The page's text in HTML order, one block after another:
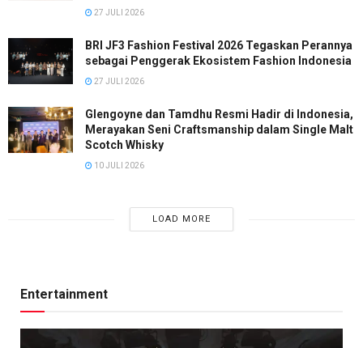
27 JULI 2026
BRI JF3 Fashion Festival 2026 Tegaskan Perannya
sebagai Penggerak Ekosistem Fashion Indonesia
27 JULI 2026
Glengoyne dan Tamdhu Resmi Hadir di Indonesia,
Merayakan Seni Craftsmanship dalam Single Malt
Scotch Whisky
10 JULI 2026
LOAD MORE
Entertainment